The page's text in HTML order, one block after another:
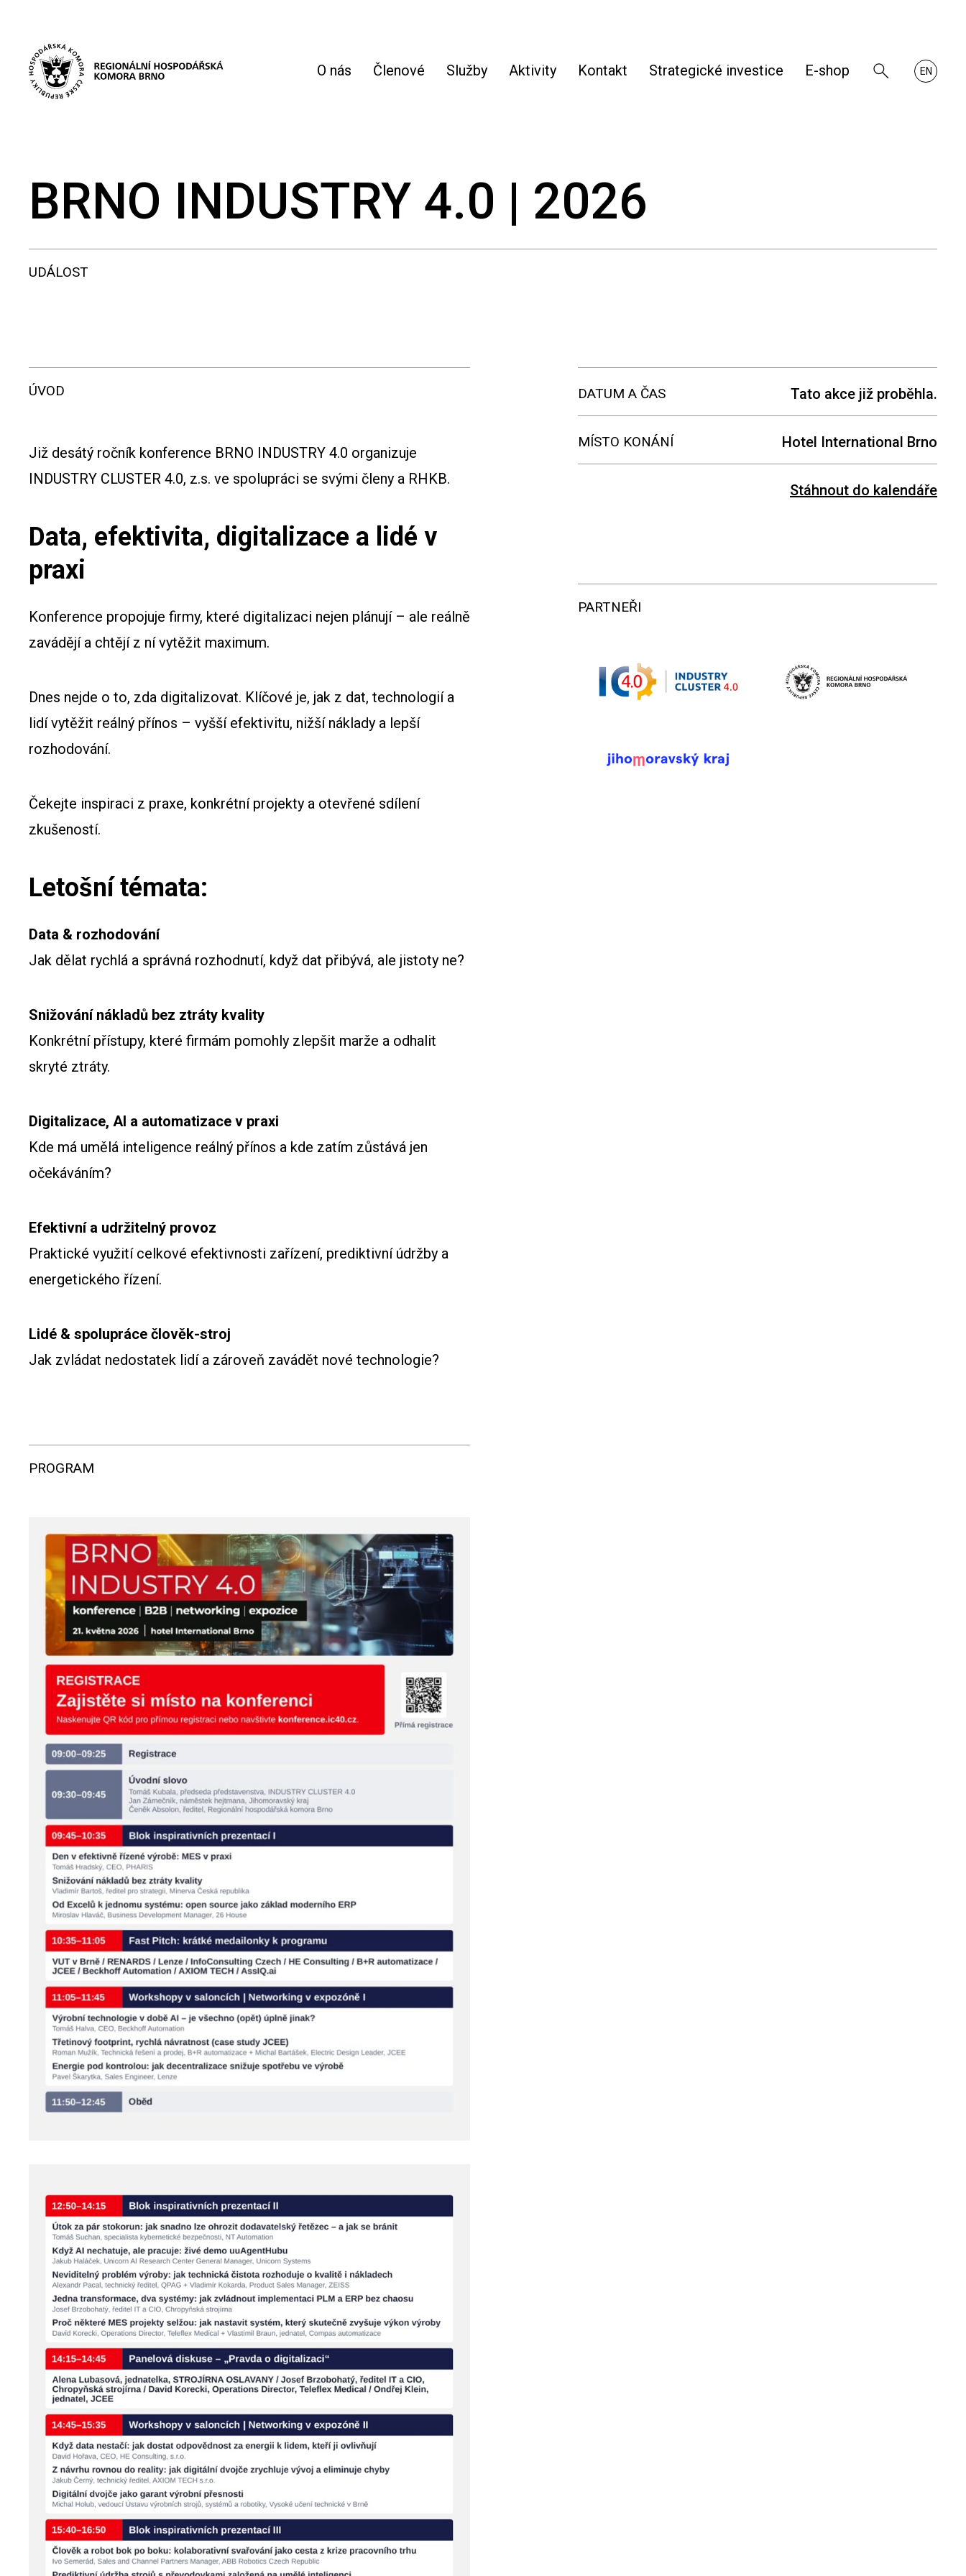
O nás Členové Služby Aktivity Kontakt Strategické investice E-shop
ZobrazitEN
About
BRNO INDUSTRY 4.0 | 2026
UDÁLOST
ÚVOD
Již desátý ročník konference BRNO INDUSTRY 4.0 organizuje
INDUSTRY CLUSTER 4.0, z.s. ve spolupráci se svými členy a RHKB.
Data, efektivita, digitalizace a lidé v
praxi
Konference propojuje firmy, které digitalizaci nejen plánují – ale reálně
zavádějí a chtějí z ní vytěžit maximum.
Dnes nejde o to, zda digitalizovat. Klíčové je, jak z dat, technologií a
lidí vytěžit reálný přínos – vyšší efektivitu, nižší náklady a lepší
rozhodování.
Čekejte inspiraci z praxe, konkrétní projekty a otevřené sdílení
zkušeností.
Letošní témata:
Data & rozhodování
Jak dělat rychlá a správná rozhodnutí, když dat přibývá, ale jistoty ne?
Snižování nákladů bez ztráty kvality
Konkrétní přístupy, které firmám pomohly zlepšit marže a odhalit
skryté ztráty.
Digitalizace, AI a automatizace v praxi
Kde má umělá inteligence reálný přínos a kde zatím zůstává jen
očekáváním?
Efektivní a udržitelný provoz
Praktické využití celkové efektivnosti zařízení, prediktivní údržby a
energetického řízení.
Lidé & spolupráce člověk-stroj
Jak zvládat nedostatek lidí a zároveň zavádět nové technologie?
PROGRAM
DATUM A ČAS Tato akce již proběhla.
MÍSTO KONÁNÍ Hotel International Brno
Stáhnout do kalendáře
PARTNEŘI